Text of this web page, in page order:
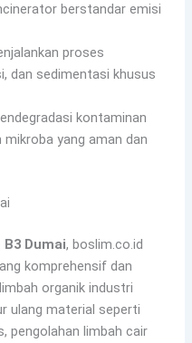
berstandar emisi
proses
dan sedimentasi khusus
kontaminan
yang aman dan
Dumai, boslim.co.id
komprehensif dan
organik industri
ulang material seperti
pengolahan limbah cair